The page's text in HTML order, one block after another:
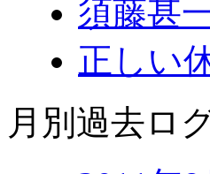
須藤甚
正しい
月別過去ロ